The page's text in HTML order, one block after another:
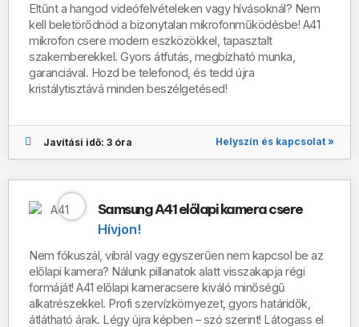
Eltűnt a hangod videófelvételeken vagy hívásoknál? Nem
kell beletörődnöd a bizonytalan mikrofonműködésbe! A41
mikrofon csere modern eszközökkel, tapasztalt
szakemberekkel. Gyors átfutás, megbízható munka,
garanciával. Hozd be telefonod, és tedd újra
kristálytisztává minden beszélgetésed!
Javítási idő: 3 óra Helyszín és kapcsolat »
Samsung A41 előlapi kamera csere
Hívjon!
Nem fókuszál, vibrál vagy egyszerűen nem kapcsol be az
előlapi kamera? Nálunk pillanatok alatt visszakapja régi
formáját! A41 előlapi kameracsere kiváló minőségű
alkatrészekkel. Profi szervízkörnyezet, gyors határidők,
átlátható árak. Légy újra képben – szó szerint! Látogass el